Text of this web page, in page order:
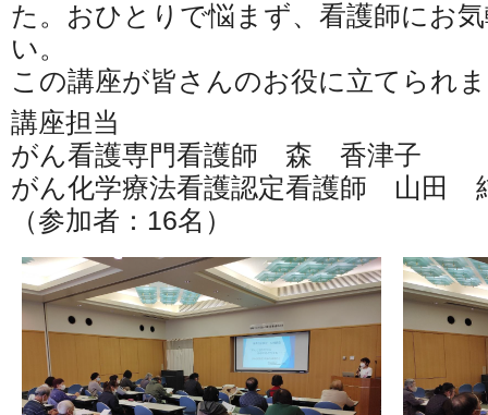
た。おひとりで悩まず、看護師にお
い。
この講座が皆さんのお役に立てられ
講座担当
がん看護専門看護師 森 香津子
がん化学療法看護認定看護師 山田
（参加者：16名）